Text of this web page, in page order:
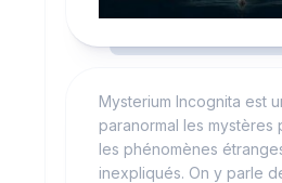
Mysterium Incognita est
paranormal les mystères
les phénomènes
inexpliqués. On y parle